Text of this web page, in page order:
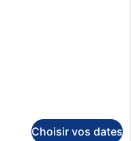
Choisir vos dates